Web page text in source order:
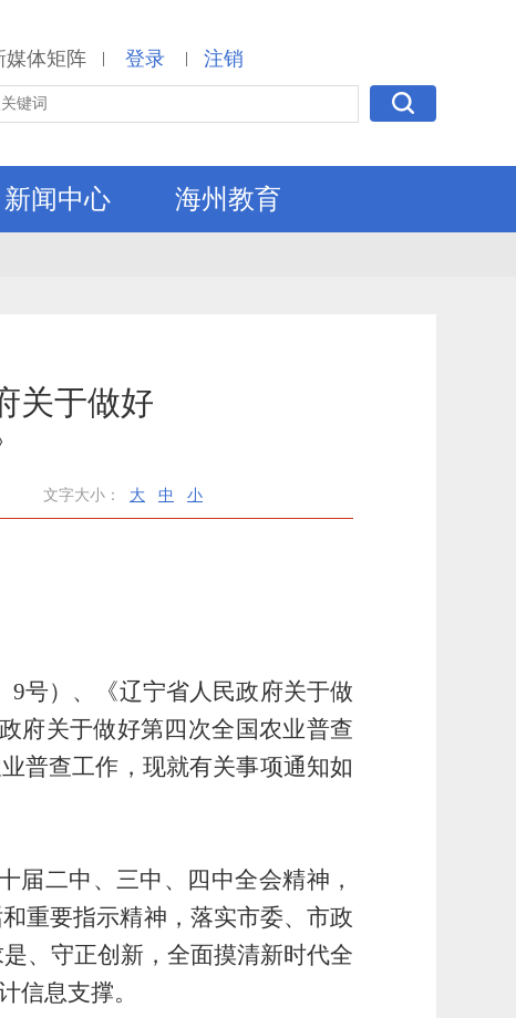
媒体矩阵 | 登录 | 注销
新闻中心 海州教育
关于做好
文字大小： 大 中 小
9号） 、 《辽宁省人民政府关于做
政府关于做好第四次全国农业普查
普查工作，现就有关事项通知如
届二中、三中 、四中全会精神，
重要指示精神， 落实市委、市政
、守正创新，全面摸清新时代全
信息支撑。